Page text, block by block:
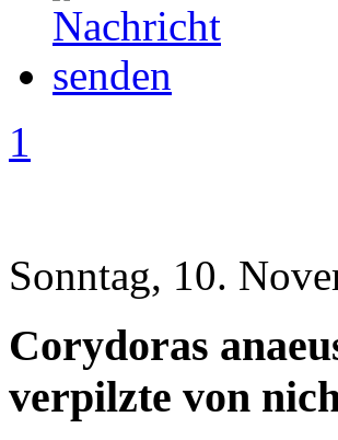
1
Sonntag, 10.
Corydoras
verpilzte von